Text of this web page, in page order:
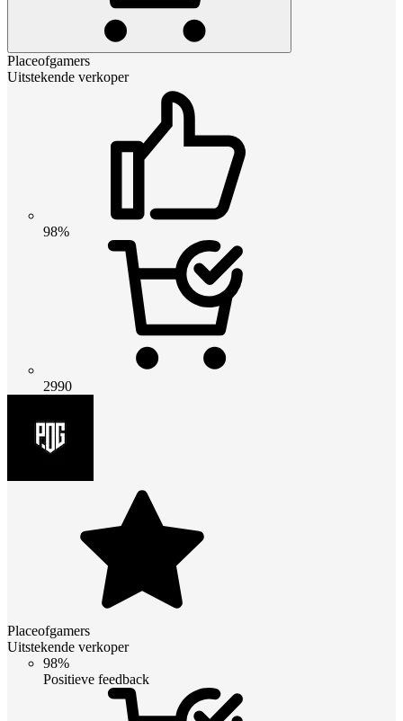
Placeofgamers
Uitstekende verkoper
98%
2990
Placeofgamers
Uitstekende verkoper
98%
Positieve feedback